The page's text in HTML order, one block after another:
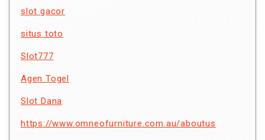
slot gacor
situs toto
Slot777
Agen Togel
Slot Dana
https://www.omneofurniture.com.au/aboutus